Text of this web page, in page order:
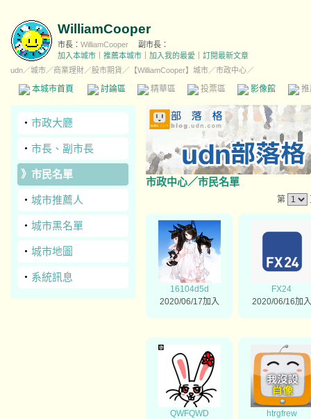
WilliamCooper
市長： WilliamCooper
副市長：
加入本城市
推薦本城市 加入我的最愛
訂閱最新文章
udn／城市／商業理財／股市期貨 ／ 【WilliamCooper】城市／市政中心／
本城市首頁 討論區 精華區 投票區 影像館
‧ 市政大廳
‧ 市長、副市長
》 市民名單
‧ 城市推薦人
‧ 城市黑名單
‧ 城市地圖
‧ 系統訊息
市政中心／市民名單
第
16104d5d
2020/06/17加入
FX24
2020/06/16加入
QWFQWD
htrgfrew